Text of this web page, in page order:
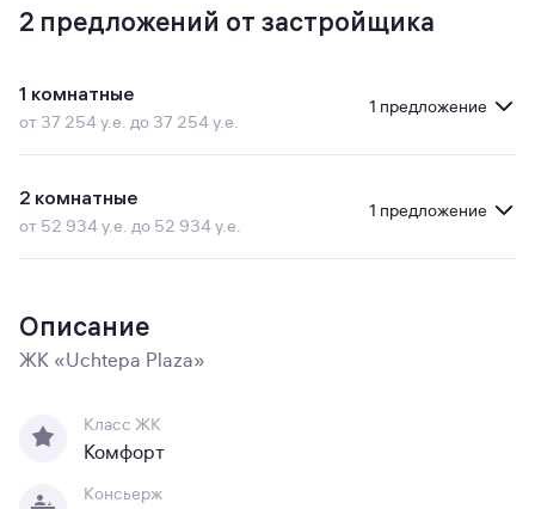
2 предложений от застройщика
1 комнатные
от 37 254 у.е. до 37 254 у.е.
1 предложение
2 комнатные
от 52 934 у.е. до 52 934 у.е.
1 предложение
Описание
ЖК «Uchtepa Plaza»
Класс ЖК
Комфорт
Консьерж